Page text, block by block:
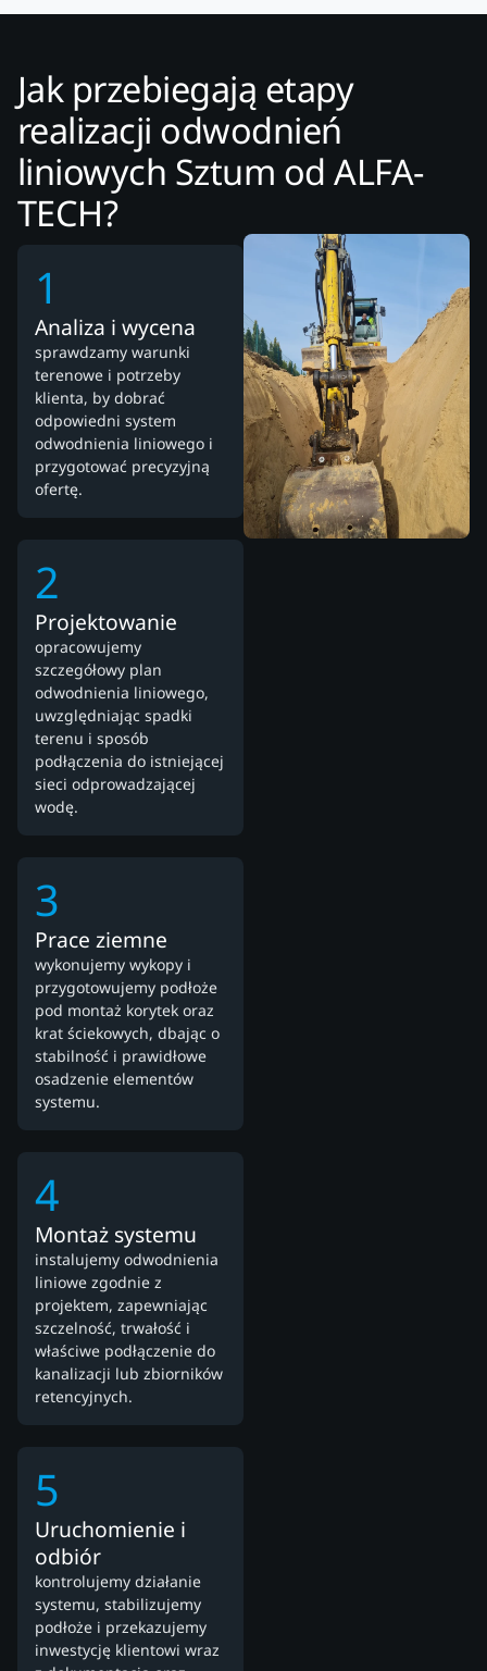
Jak przebiegają etapy
realizacji odwodnień
liniowych Sztum od ALFA-
TECH?
1
Analiza i wycena
sprawdzamy warunki
terenowe i potrzeby
klienta, by dobrać
odpowiedni system
odwodnienia liniowego i
przygotować precyzyjną
ofertę.
2
Projektowanie
opracowujemy
szczegółowy plan
odwodnienia liniowego,
uwzględniając spadki
terenu i sposób
podłączenia do istniejącej
sieci odprowadzającej
wodę.
3
Prace ziemne
wykonujemy wykopy i
przygotowujemy podłoże
pod montaż korytek oraz
krat ściekowych, dbając o
stabilność i prawidłowe
osadzenie elementów
systemu.
4
Montaż systemu
instalujemy odwodnienia
liniowe zgodnie z
projektem, zapewniając
szczelność, trwałość i
właściwe podłączenie do
kanalizacji lub zbiorników
retencyjnych.
5
Uruchomienie i
odbiór
kontrolujemy działanie
systemu, stabilizujemy
podłoże i przekazujemy
inwestycję klientowi wraz